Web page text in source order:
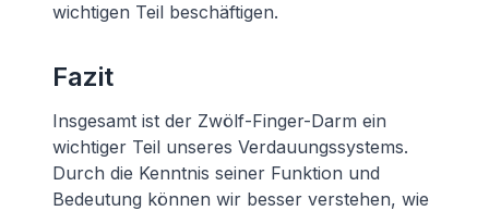
wichtigen Teil beschäftigen.
Fazit
Insgesamt ist der Zwölf-Finger-Darm ein
wichtiger Teil unseres Verdauungssystems.
Durch die Kenntnis seiner Funktion und
Bedeutung können wir besser verstehen, wie